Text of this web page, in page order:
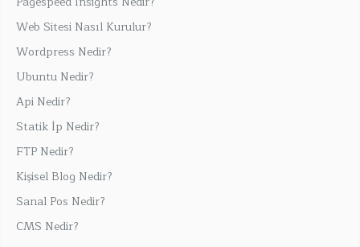
Web Sitesi Nasıl Kurulur?
Wordpress Nedir?
Ubuntu Nedir?
Api Nedir?
Statik İp Nedir?
FTP Nedir?
Kişisel Blog Nedir?
Sanal Pos Nedir?
CMS Nedir?